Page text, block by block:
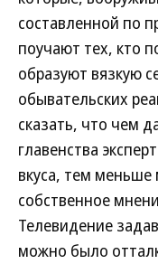
составленной по
поучают тех, кто
образуют вязкую
обывательских
сказать, что чем
главенства
вкуса, тем
собственное
Телевидение
можно было